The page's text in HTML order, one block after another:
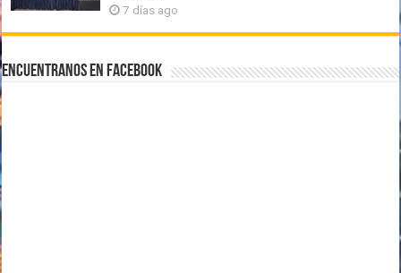
7 días ago
Encuentranos en Facebook